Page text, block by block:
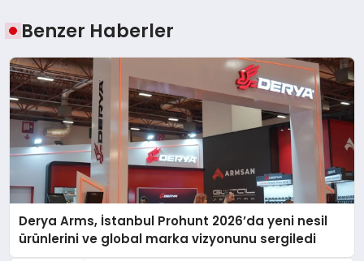
Benzer Haberler
Derya Arms, İstanbul Prohunt 2026’da yeni nesil
ürünlerini ve global marka vizyonunu sergiledi